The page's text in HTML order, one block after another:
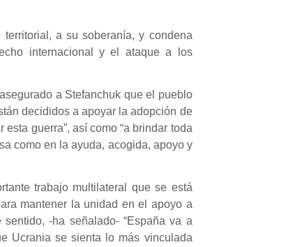
a su soberanía, y condena
internacional y el ataque a los
a Stefanchuk que el pueblo
decididos a apoyar la adopción de
guerra”, así como “a brindar toda
como en la ayuda, acogida, apoyo y
trabajo multilateral que se está
mantener la unidad en el apoyo a
-ha señalado- “España va a
Ucrania se sienta lo más vinculada